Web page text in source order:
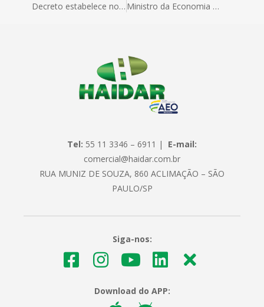
Decreto estabelece novas regras para o registro e pesquisa de agrotóxicos Ministro da Economia destaca importantes avanços nos acordos de cooperação internacional
Tel: 55 11 3346 – 6911 | E-mail:
comercial@haidar.com.br
RUA MUNIZ DE SOUZA, 860 ACLIMAÇÃO – SÃO
PAULO/SP
Siga-nos:
Download do APP: